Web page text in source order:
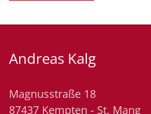
Andreas Kalg
Magnusstraße 18
87437 Kempten - St. Mang